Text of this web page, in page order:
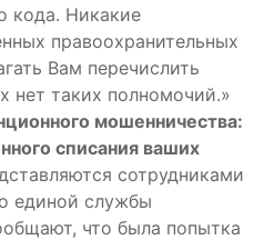
кода. Никакие
правоохранительных
Вам перечислить
нет таких полномочий.»
мошенничества:
списания ваших
сотрудниками
единой службы
что была попытка